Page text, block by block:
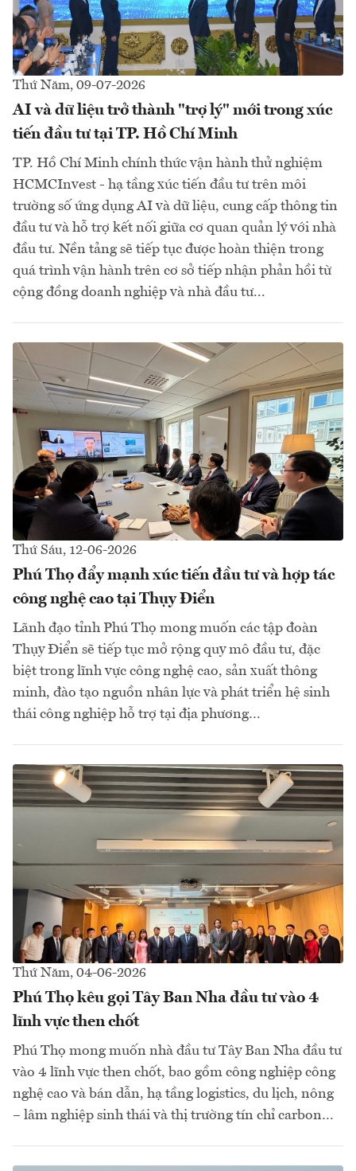
Thứ Năm, 09-07-2026
AI và dữ liệu trở thành "trợ lý" mới trong xúc
tiến đầu tư tại TP. Hồ Chí Minh
TP. Hồ Chí Minh chính thức vận hành thử nghiệm
HCMCInvest - hạ tầng xúc tiến đầu tư trên môi
trường số ứng dụng AI và dữ liệu, cung cấp thông tin
đầu tư và hỗ trợ kết nối giữa cơ quan quản lý với nhà
đầu tư. Nền tảng sẽ tiếp tục được hoàn thiện trong
quá trình vận hành trên cơ sở tiếp nhận phản hồi từ
cộng đồng doanh nghiệp và nhà đầu tư...
Thứ Sáu, 12-06-2026
Phú Thọ đẩy mạnh xúc tiến đầu tư và hợp tác
công nghệ cao tại Thụy Điển
Lãnh đạo tỉnh Phú Thọ mong muốn các tập đoàn
Thụy Điển sẽ tiếp tục mở rộng quy mô đầu tư, đặc
biệt trong lĩnh vực công nghệ cao, sản xuất thông
minh, đào tạo nguồn nhân lực và phát triển hệ sinh
thái công nghiệp hỗ trợ tại địa phương…
Thứ Năm, 04-06-2026
Phú Thọ kêu gọi Tây Ban Nha đầu tư vào 4
lĩnh vực then chốt
Phú Thọ mong muốn nhà đầu tư Tây Ban Nha đầu tư
vào 4 lĩnh vực then chốt, bao gồm công nghiệp công
nghệ cao và bán dẫn, hạ tầng logistics, du lịch, nông
– lâm nghiệp sinh thái và thị trường tín chỉ carbon…